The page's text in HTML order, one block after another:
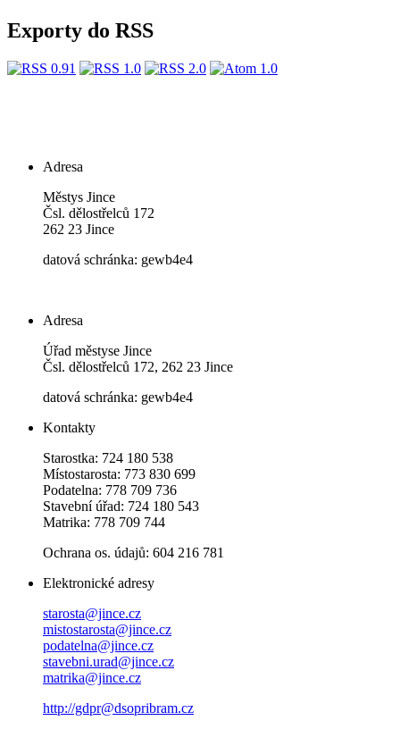
Exporty do RSS
Adresa
Městys Jince
Čsl. dělostřelců 172
262 23 Jince
datová schránka: gewb4e4
Adresa
Úřad městyse Jince
Čsl. dělostřelců 172, 262 23 Jince
datová schránka: gewb4e4
Kontakty
Starostka: 724 180 538
Místostarosta: 773 830 699
Podatelna: 778 709 736
Stavební úřad: 724 180 543
Matrika: 778 709 744
Ochrana os. údajů: 604 216 781
Elektronické adresy
starosta@jince.cz
mistostarosta@jince.cz
podatelna@jince.cz
stavebni.urad@jince.cz
matrika@jince.cz
http://gdpr@dsopribram.cz